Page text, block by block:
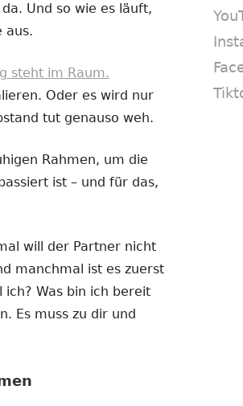
Und so wie es läuft,
aus.
steht im Raum.
Oder es wird nur
tut genauso weh.
Rahmen, um die
ist – und für das,
will der Partner nicht
manchmal ist es zuerst
ich? Was bin ich bereit
Es muss zu dir und